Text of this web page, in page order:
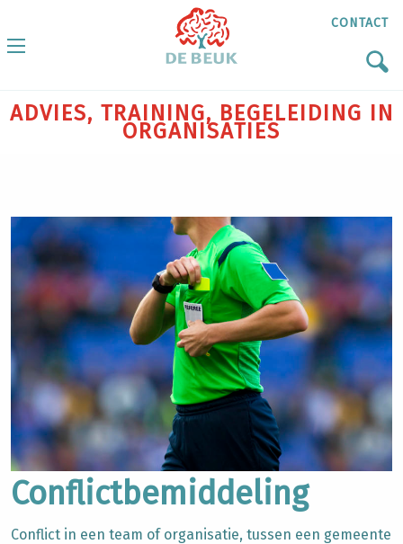
CONTACT
ADVIES, TRAINING, BEGELEIDING IN
ORGANISATIES
Conflictbemiddeling
Conflict in een team of organisatie, tussen een gemeente